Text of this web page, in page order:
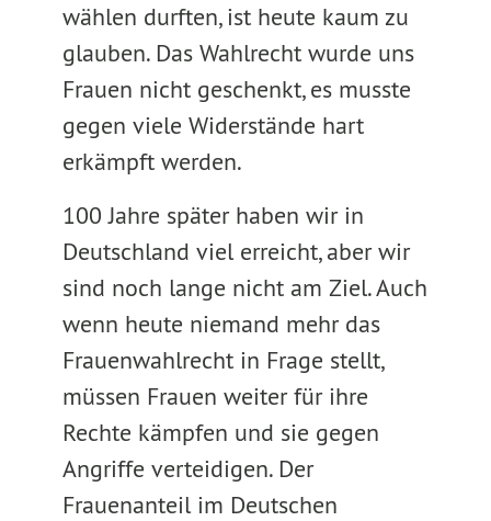
wählen durften, ist heute kaum zu
glauben. Das Wahlrecht wurde uns
Frauen nicht geschenkt, es musste
gegen viele Widerstände hart
erkämpft werden.
100 Jahre später haben wir in
Deutschland viel erreicht, aber wir
sind noch lange nicht am Ziel. Auch
wenn heute niemand mehr das
Frauenwahlrecht in Frage stellt,
müssen Frauen weiter für ihre
Rechte kämpfen und sie gegen
Angriffe verteidigen. Der
Frauenanteil im Deutschen